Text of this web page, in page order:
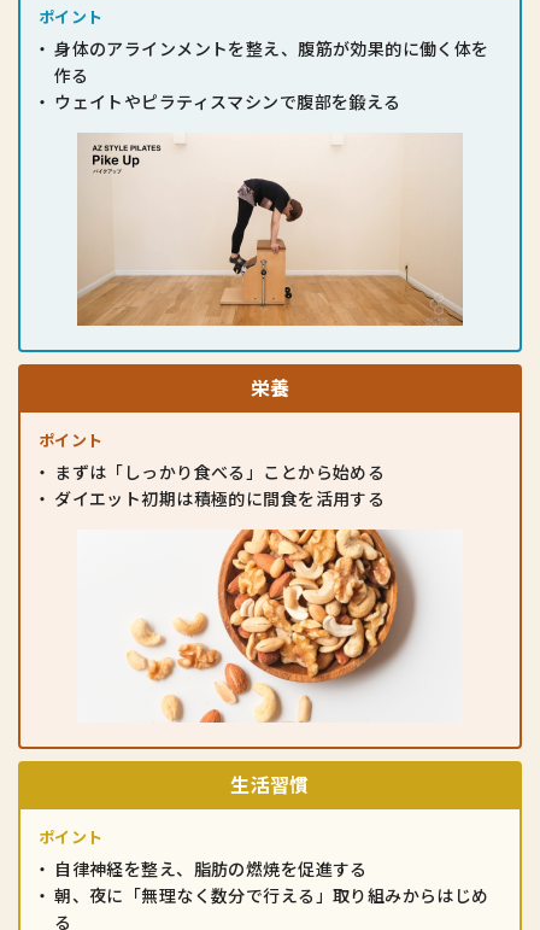
ポイント
身体のアラインメントを整え、腹筋が効果的に働く体を
作る
ウェイトやピラティスマシンで腹部を鍛える
栄養
ポイント
まずは「しっかり食べる」ことから始める
ダイエット初期は積極的に間食を活用する
生活習慣
ポイント
自律神経を整え、脂肪の燃焼を促進する
朝、夜に「無理なく数分で行える」 取り組みからはじめ
る